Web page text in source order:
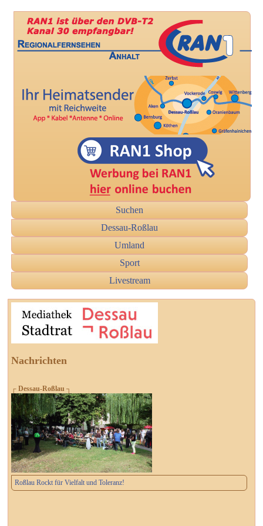
Suchen
Dessau-Roßlau
Umland
Sport
Livestream
Nachrichten
┌ Dessau-Roßlau ┐
Roßlau Rockt für Vielfalt und Toleranz!